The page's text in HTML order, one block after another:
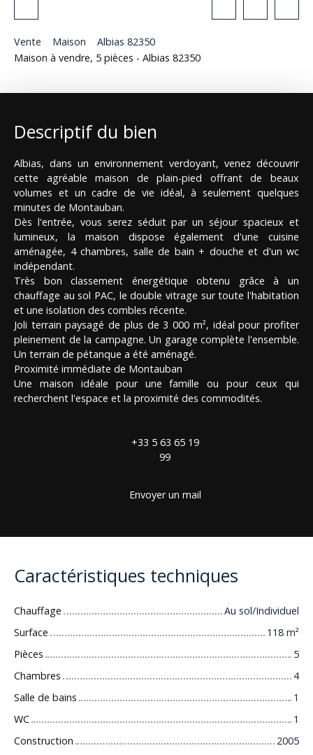
Vente Maison
Albias 82350
Maison à vendre, 5 pièces - Albias 82350
Descriptif du bien
Albias, dans un environnement verdoyant, venez découvrir
cette agréable maison de plain-pied offrant de beaux
volumes et un cadre de vie idéal, à seulement quelques
minutes de Montauban.
Dès l'entrée, vous serez séduit par un séjour spacieux et
lumineux, la maison dispose également d'une cuisine
aménagée, 4 chambres, salle de bain + douche et d'un wc
indépendant.
Très bon classement énergétique obtenu grâce à un
chauffage au sol PAC, le double vitrage sur toute l'habitation
et une isolation des combles récente.
Joli terrain paysagé de plus de 3 000 m², idéal pour profiter
pleinement de la campagne. Un garage complète l'ensemble.
Un terrain de pétanque a été aménagé.
Proximité immédiate de Montauban
Une maison idéale pour une famille ou pour ceux qui
recherchent l'espace et la proximité des commodités.
+33 5 63 65 19
99
Envoyer un mail
Caractéristiques techniques
Chauffage
Au sol/Individuel
Surface
118 m²
Pièces
5
Chambres
4
Salle de bains
1
WC
1
Construction
2005